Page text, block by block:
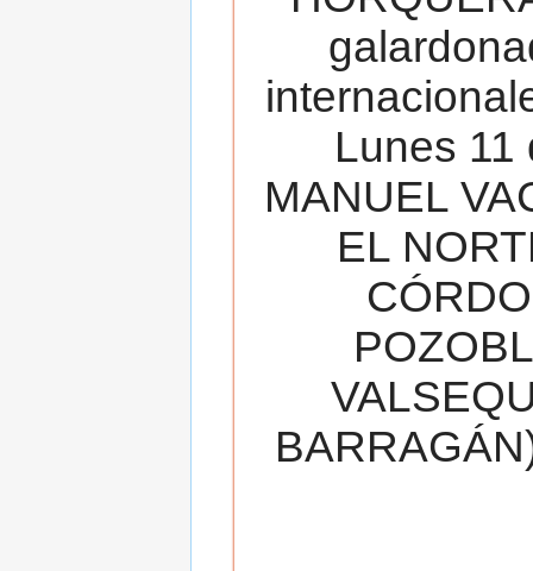
Lunes 11
MANUEL
EL